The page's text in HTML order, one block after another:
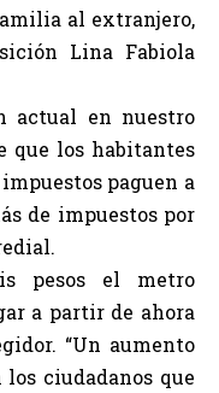
al extranjero,
Lina Fabiola
actual en nuestro
que los habitantes
paguen a
de impuestos por
pesos el metro
a partir de ahora
“Un aumento
ciudadanos que